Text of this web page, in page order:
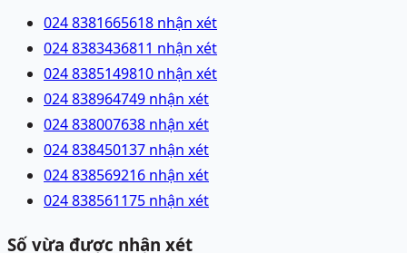
024 8381665618 nhận xét
024 8383436811 nhận xét
024 8385149810 nhận xét
024 838964749 nhận xét
024 838007638 nhận xét
024 838450137 nhận xét
024 838569216 nhận xét
024 838561175 nhận xét
Số vừa được nhận xét